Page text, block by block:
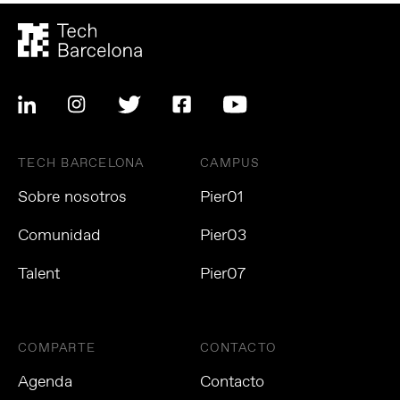
TECH BARCELONA
Sobre nosotros
Comunidad
Talent
CAMPUS
Pier01
Pier03
Pier07
COMPARTE
Agenda
CONTACTO
Contacto